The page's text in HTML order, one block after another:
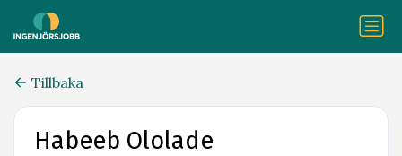
Tillbaka
Habeeb Ololade